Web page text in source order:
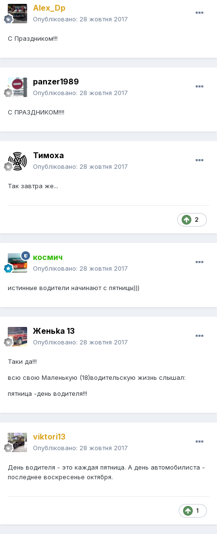
Alex_Dp
Опубліковано: 28 жовтня 2017
С Праздником!!!
panzer1989
Опубліковано: 28 жовтня 2017
С ПРАЗДНИКОМ!!!!
Тимоха
Опубліковано: 28 жовтня 2017
Так завтра же...
2
космич
Опубліковано: 28 жовтня 2017
истинные водители начинают с пятницы)))
Женьka 13
Опубліковано: 28 жовтня 2017
Таки да!!!
всю свою Маленькую (18)водительскую жизнь слышал:
пятница -день водителя!!!
viktori13
Опубліковано: 28 жовтня 2017
День водителя - это каждая пятница. А день автомобилиста -
последнее воскресенье октября.
1